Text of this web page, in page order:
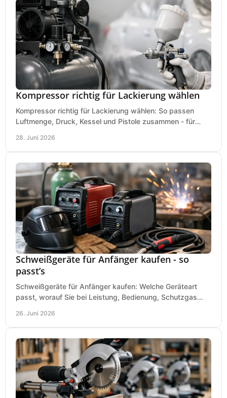
Kompressor richtig für Lackierung wählen
Kompressor richtig für Lackierung wählen: So passen
Luftmenge, Druck, Kessel und Pistole zusammen - für
28. Juni 2026
Schweißgeräte für Anfänger kaufen - so
passt’s
Schweißgeräte für Anfänger kaufen: Welche Geräteart
passt, worauf Sie bei Leistung, Bedienung, Schutzgas
26. Juni 2026